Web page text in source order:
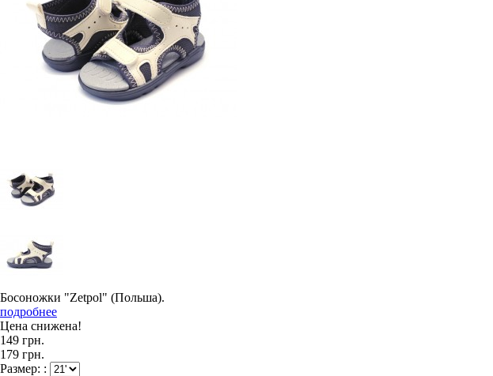
Босоножки "Zetpol" (Польша).
подробнее
Цена снижена!
149 грн.
179 грн.
Размер: :